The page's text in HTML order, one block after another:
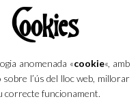
anomenada «cookie«, amb
l’ús del lloc web, millorar
correcte funcionament.